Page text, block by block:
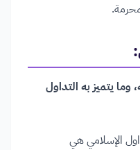
وما يتميز به التداول
الإسلامي هي